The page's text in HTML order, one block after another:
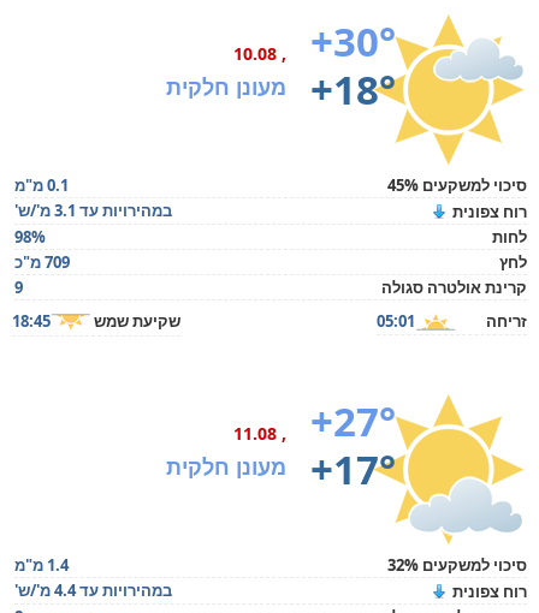
+30°
+18°
, 10.08
מעונן חלקית
סיכוי למשקעים 45%
0.1 מ"מ
רוח צפונית
במהירויות עד 3.1 מ'/ש'
לחות
98%
לחץ
709 מ"כ
קרינת אולטרה סגולה
9
זריחה
05:01 שקיעת שמש 18:45
+27°
+17°
, 11.08
מעונן חלקית
סיכוי למשקעים 32%
1.4 מ"מ
רוח צפונית
במהירויות עד 4.4 מ'/ש'